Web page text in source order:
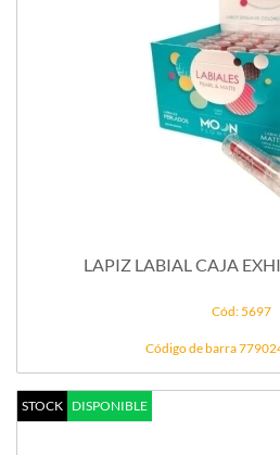
LAPIZ LABIAL CAJA
Cód: 5697
Código de barra
STOCK DISPONIBLE